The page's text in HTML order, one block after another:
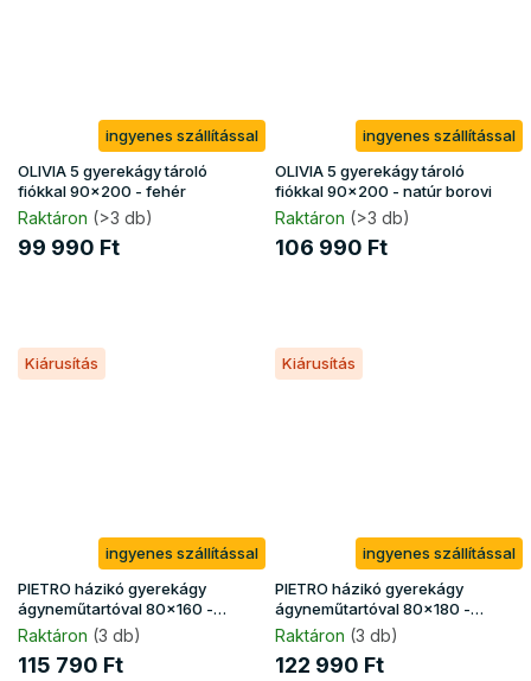
ingyenes szállítással
OLIVIA 5 gyerekágy tároló
fiókkal 90x200 - fehér
Raktáron (>3 db)
99 990 Ft
ingyenes szállítással
OLIVIA 5 gyerekágy tároló
fiókkal 90x200 - natúr borovi
Raktáron (>3 db)
106 990 Ft
Kiárusítás
ingyenes szállítással
PIETRO házikó gyerekágy
ágyneműtartóval 80x160 -
fehér
Raktáron (3 db)
115 790 Ft
Kiárusítás
ingyenes szállítással
PIETRO házikó gyerekágy
ágyneműtartóval 80x180 -
fehér
Raktáron (3 db)
122 990 Ft